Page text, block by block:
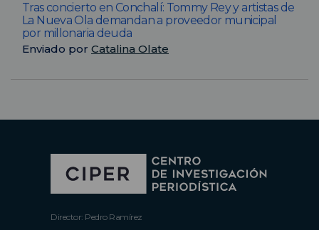
Tras concierto en Conchalí: Tommy Rey y artistas de
La Nueva Ola demandan a proveedor municipal
por millonaria deuda
Enviado por Catalina Olate
Director: Pedro Ramírez